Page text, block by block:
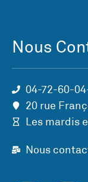
Nous
04-72-60-
20 rue
Les mardis
Nous